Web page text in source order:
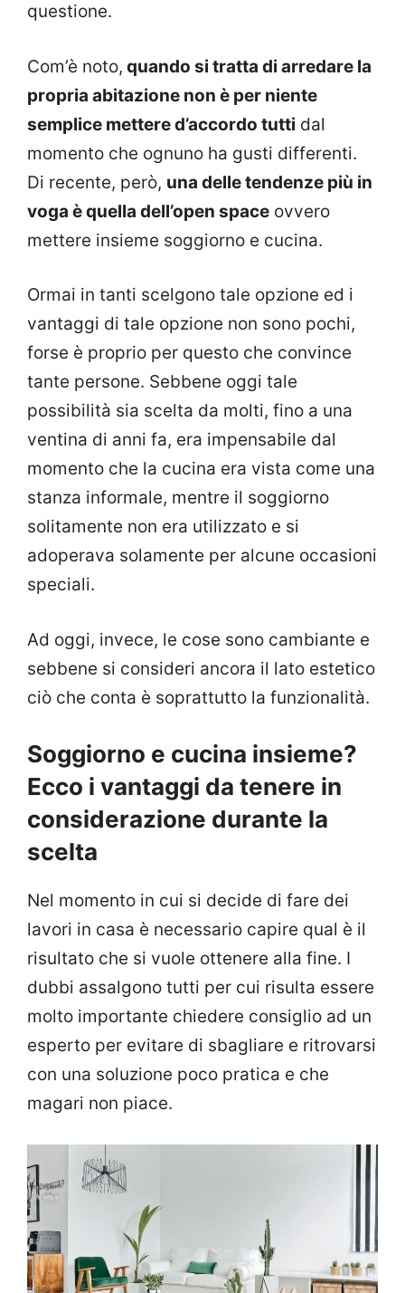
questione.
Com’è noto, quando si tratta di arredare la
propria abitazione non è per niente
semplice mettere d’accordo tutti dal
momento che ognuno ha gusti differenti.
Di recente, però, una delle tendenze più in
voga è quella dell’open space ovvero
mettere insieme soggiorno e cucina.
Ormai in tanti scelgono tale opzione ed i
vantaggi di tale opzione non sono pochi,
forse è proprio per questo che convince
tante persone. Sebbene oggi tale
possibilità sia scelta da molti, fino a una
ventina di anni fa, era impensabile dal
momento che la cucina era vista come una
stanza informale, mentre il soggiorno
solitamente non era utilizzato e si
adoperava solamente per alcune occasioni
speciali.
Ad oggi, invece, le cose sono cambiante e
sebbene si consideri ancora il lato estetico
ciò che conta è soprattutto la funzionalità.
Soggiorno e cucina insieme?
Ecco i vantaggi da tenere in
considerazione durante la
scelta
Nel momento in cui si decide di fare dei
lavori in casa è necessario capire qual è il
risultato che si vuole ottenere alla fine. I
dubbi assalgono tutti per cui risulta essere
molto importante chiedere consiglio ad un
esperto per evitare di sbagliare e ritrovarsi
con una soluzione poco pratica e che
magari non piace.